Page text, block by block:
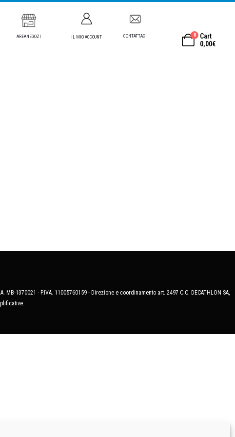
AREANEGOZI IL MIO ACCOUNT CONTATTACI 0
Cart
0,00€
1370021 - P.IVA. 11005760159 - Direzione e coordinamento art. 2497 C.C. DECATHLON SA,